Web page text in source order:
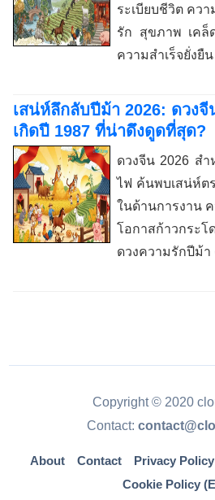
ระเบียบชีวิต ควา
รัก สุขภาพ เคล็
ความสำเร็จยั่งยืน
เสน่ห์ลึกลับปีม้า 2026: ดวงจี
เกิดปี 1987 ที่น่าดึงดูดที่สุด?
ดวงจีน 2026 ส
ไฟ ค้นพบเสน่ห์ต
ในด้านการงาน
โอกาสก้าวกระ
ดวงความรักปีม้า
Copyright © 2020
Contact:
About Contact Privacy Policy
Cookie Policy